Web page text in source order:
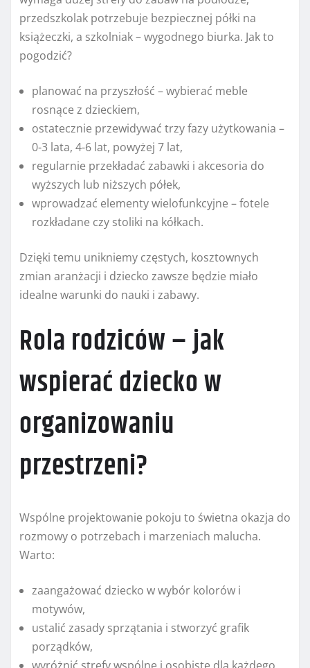
przedszkolak potrzebuje bezpiecznej półki na
książeczki, a szkolniak – wygodnego biurka. Jak to
pogodzić?
planować na przyszłość – wybierać meble
rosnące z dzieckiem,
ostatecznie przewidywać trzy fazy użytkowania –
0-3 lata, 4-6 lat, powyżej 7 lat,
regularnie przekładać zabawki i akcesoria do
wyższych lub niższych półek,
wprowadzać elementy wielofunkcyjne – fotele
rozkładane czy stoliki na kółkach.
Dzięki temu unikniemy częstych, kosztownych
zmian aranżacji i dziecko zawsze będzie miało
idealne warunki do nauki i zabawy.
Rola rodziców – jak
wspierać dziecko w
organizowaniu
przestrzeni?
Wspólne projektowanie pokoju to świetna okazja do
rozmowy o potrzebach i marzeniach malucha.
Warto:
zaangażować dziecko w wybór kolorów i
motywów,
ustalić zasady sprzątania i stworzyć grafik
porządków,